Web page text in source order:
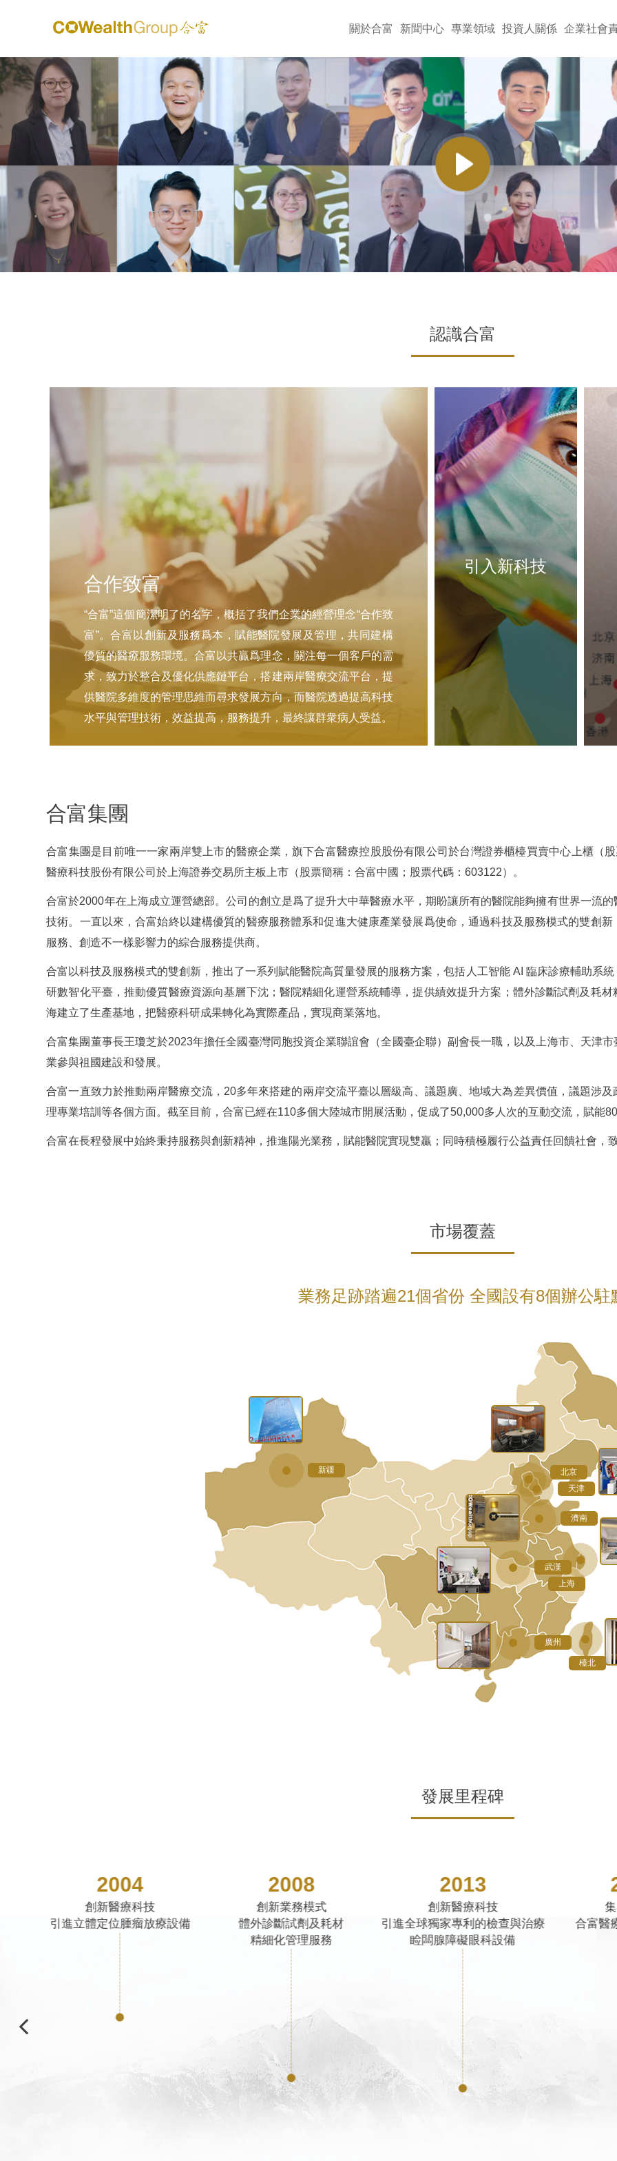
關於合富 新聞中心 專業領域 投資人關係 企業社會
認識合富
合作致富
“合富”這個簡潔明了的名字，概括了我們企業的經營理念“合作致
富”。合富以創新及服務爲本，賦能醫院發展及管理，共同建構
優質的醫療服務環境。合富以共贏爲理念，關注每一個客戶的需
求，致力於整合及優化供應鏈平台，搭建兩岸醫療交流平台，提
供醫院多維度的管理思維而尋求發展方向，而醫院透過提高科技
水平與管理技術，效益提高，服務提升，最終讓群衆病人受益。
引入新科技
合富集團
合富集團是目前唯一一家兩岸雙上市的醫療企業，旗下合富醫療控股股份有限公司於台灣證券櫃檯買賣中心上櫃（
醫療科技股份有限公司於上海證券交易所主板上市（股票簡稱：合富中國；股票代碼：603122）。
合富於2000年在上海成立運營總部。公司的創立是爲了提升大中華醫療水平，期盼讓所有的醫院能夠擁有世界一流
技術。一直以來，合富始終以建構優質的醫療服務體系和促進大健康產業發展爲使命，通過科技及服務模式的雙創
服務、創造不一樣影響力的綜合服務提供商。
合富以科技及服務模式的雙創新，推出了一系列賦能醫院高質量發展的服務方案，包括人工智能 AI 臨床診療輔助系
研數智化平臺，推動優質醫療資源向基層下沈；醫院精細化運營系統輔導，提供績效提升方案；體外診斷試劑及耗
海建立了生產基地，把醫療科研成果轉化為實際產品，實現商業落地。
合富集團董事長王瓊芝於2023年擔任全國臺灣同胞投資企業聯誼會（全國臺企聯）副會長一職，以及上海市、天津
業參與祖國建設和發展。
合富一直致力於推動兩岸醫療交流，20多年來搭建的兩岸交流平臺以層級高、議題廣、地域大為差異價值，議題涉
理專業培訓等各個方面。截至目前，合富已經在110多個大陸城市開展活動，促成了50,000多人次的互動交流，賦能
合富在長程發展中始終秉持服務與創新精神，推進陽光業務，賦能醫院實現雙贏；同時積極履行公益責任回饋社會，
市場覆蓋
業務足跡踏遍21個省份 全國設有8個辦公駐
北京
濟南
上海
檯北
廣州
天津
新疆
武漢
發展里程碑
2008
創新業務模式
體外診斷試劑及耗材
精細化管理服務
2013
創新醫療科技
引進全球獨家專利的檢查與治療
睑闆腺障礙眼科設備
2013
集團母公司
合富醫療控股台灣上市
安裝台灣
學曆：
台灣大學 商學系學士
主要經曆：
合富醫療控股股份有限公司 董事長
合富（中國）醫療科技股份有限公司 董事、總經理暨財務總
美商優利系統台灣公司 協理 全國台灣同胞投資企業聯誼會
上海市台灣同胞投資企業協會 副會長暨大健康行業工委會主
天津市台灣同胞投資企業協會 常務副會長暨大健康行業工
上海現代服務業聯合會醫療服務專業委員會 副主任
中華衛生醫療協會（台） 秘書長
中華安養照護協會（台） 秘書長
台灣清華大學 工業化學學士
合富醫療控股股份有限公司 創始人暨首席執行長
合富（中國）醫療科技股份有限公司 董事長
荷商飛利浦公司醫療部門 大中華區總經理
美國貝克曼儀器有限公司 大中華區總經理
學曆：
台灣大學 商學系碩士
台灣交通大學 計算機管理科學系學士
主要經曆：
合富（中國）醫療科技股份有限公司 董事暨副總經理、商
中國信託商業銀行（台） 客戶經理
學曆：
華東政法大學 國際經濟法專業學士
主要經曆： 合富（中國）醫療科技股份有限公司副總經理
東方控股集團有限公司 總裁辦助理
上海市中信正義律師事務所 律師
學曆：
武漢中南財經大學 國際金融專業本科
主要經曆：
合富（中國）醫療科技股份有限公司 董事會秘書、稽核總監
上海風神空調設備工程有限公司 會計